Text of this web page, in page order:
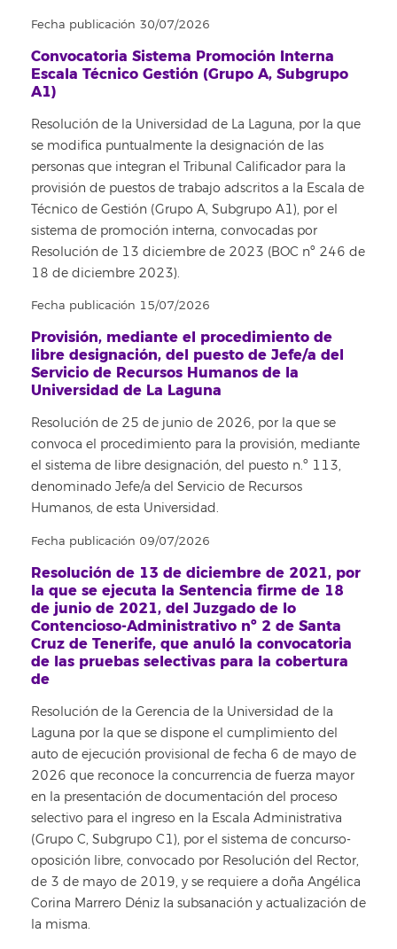
Fecha publicación 30/07/2026
Convocatoria Sistema Promoción Interna
Escala Técnico Gestión (Grupo A, Subgrupo
A1)
Resolución de la Universidad de La Laguna, por la que
se modifica puntualmente la designación de las
personas que integran el Tribunal Calificador para la
provisión de puestos de trabajo adscritos a la Escala de
Técnico de Gestión (Grupo A, Subgrupo A1), por el
sistema de promoción interna, convocadas por
Resolución de 13 diciembre de 2023 (BOC nº 246 de
18 de diciembre 2023).
Fecha publicación 15/07/2026
Provisión, mediante el procedimiento de
libre designación, del puesto de Jefe/a del
Servicio de Recursos Humanos de la
Universidad de La Laguna
Resolución de 25 de junio de 2026, por la que se
convoca el procedimiento para la provisión, mediante
el sistema de libre designación, del puesto n.º 113,
denominado Jefe/a del Servicio de Recursos
Humanos, de esta Universidad.
Fecha publicación 09/07/2026
Resolución de 13 de diciembre de 2021, por
la que se ejecuta la Sentencia firme de 18
de junio de 2021, del Juzgado de lo
Contencioso-Administrativo nº 2 de Santa
Cruz de Tenerife, que anuló la convocatoria
de las pruebas selectivas para la cobertura
de
Resolución de la Gerencia de la Universidad de la
Laguna por la que se dispone el cumplimiento del
auto de ejecución provisional de fecha 6 de mayo de
2026 que reconoce la concurrencia de fuerza mayor
en la presentación de documentación del proceso
selectivo para el ingreso en la Escala Administrativa
(Grupo C, Subgrupo C1), por el sistema de concurso-
oposición libre, convocado por Resolución del Rector,
de 3 de mayo de 2019, y se requiere a doña Angélica
Corina Marrero Déniz la subsanación y actualización de
la misma.